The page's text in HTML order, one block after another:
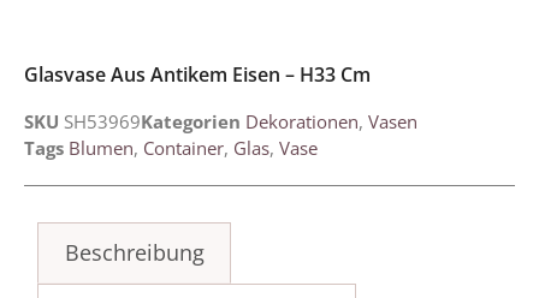
Glasvase Aus Antikem Eisen – H33 Cm
SKU SH53969Kategorien Dekorationen, Vasen
Tags Blumen, Container, Glas, Vase
Beschreibung